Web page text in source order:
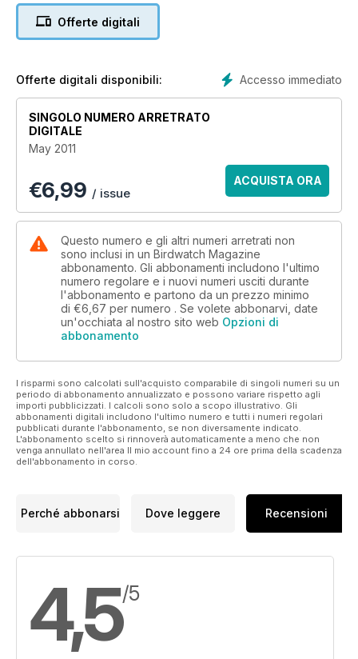
- Marsh Sandpiper ID - Learn how to separate this wader
from similar species such as Greenshank, Lesser Yellowlegs
out all about different colour morphs of the same species
Offerte digitali
Accesso immediato
Offerte digitali disponibili:
SINGOLO NUMERO ARRETRATO
DIGITALE
May 2011
€6,99 / issue
ACQUISTA ORA
Questo numero e gli altri numeri arretrati non
sono inclusi in un Birdwatch Magazine
abbonamento. Gli abbonamenti includono l'ultimo
numero regolare e i nuovi numeri usciti durante
l'abbonamento e partono da un prezzo minimo
di €6,67 per numero . Se volete abbonarvi, date
un'occhiata al nostro sito web Opzioni di
abbonamento
I risparmi sono calcolati sull'acquisto comparabile di singoli numeri su un
periodo di abbonamento annualizzato e possono variare rispetto agli
importi pubblicizzati. I calcoli sono solo a scopo illustrativo. Gli
abbonamenti digitali includono l'ultimo numero e tutti i numeri regolari
pubblicati durante l'abbonamento, se non diversamente indicato.
L'abbonamento scelto si rinnoverà automaticamente a meno che non
venga annullato nell'area Il mio account fino a 24 ore prima della scadenza
dell'abbonamento in corso.
Perché abbonarsi Dove leggere Recensioni
4,5/5